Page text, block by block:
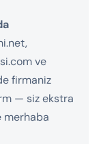
ve
firmaniz
— siz ekstra
merhaba